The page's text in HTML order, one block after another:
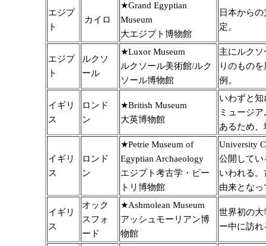
エジプ
ト
カイロ
★Grand Egyptian
Museum
大エジプト博物館
日本から
定。
エジプ
ト
ルクソ
ール
★Luxor Museum
ルクソール美術館/ルク
ソール博物館
主にルク
りのもの
例。
イギリ
ス
ロンド
ン
★British Museum
大英博物館
いわずと
ミュージ
あるため
イギリ
ス
ロンド
ン
★Petrie Museum of
Egyptian Archaeology
エジプト考古学・ピー
トリ博物館
University
公開して
いわれる
由来となっ
イギリ
ス
オック
スフォ
ード
★Ashmolean Museum
アッシュモーリアン博
物館
世界初の
ー中に訪